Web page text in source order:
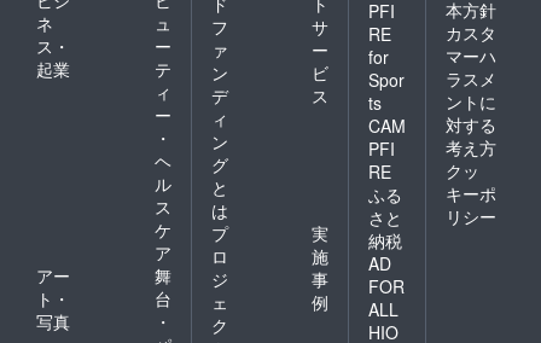
ネ
ス・
起業
ュ
ー
テ
ィ
ー
・
ヘ
ル
ス
ケ
ア
アー
ト・
写真
舞
台
・
フ
ァ
ン
デ
ィ
ン
グ
と
は
サ
ー
ビ
ス
プ
ロ
ジ
ェ
ク
実
施
事
例
PFI
RE
for
Spor
ts
CAM
PFI
RE
ふる
さと
納税
AD
FOR
ALL
HIO
本方針
カスタ
マーハ
ラスメ
ントに
対する
考え方
クッ
キーポ
リシー